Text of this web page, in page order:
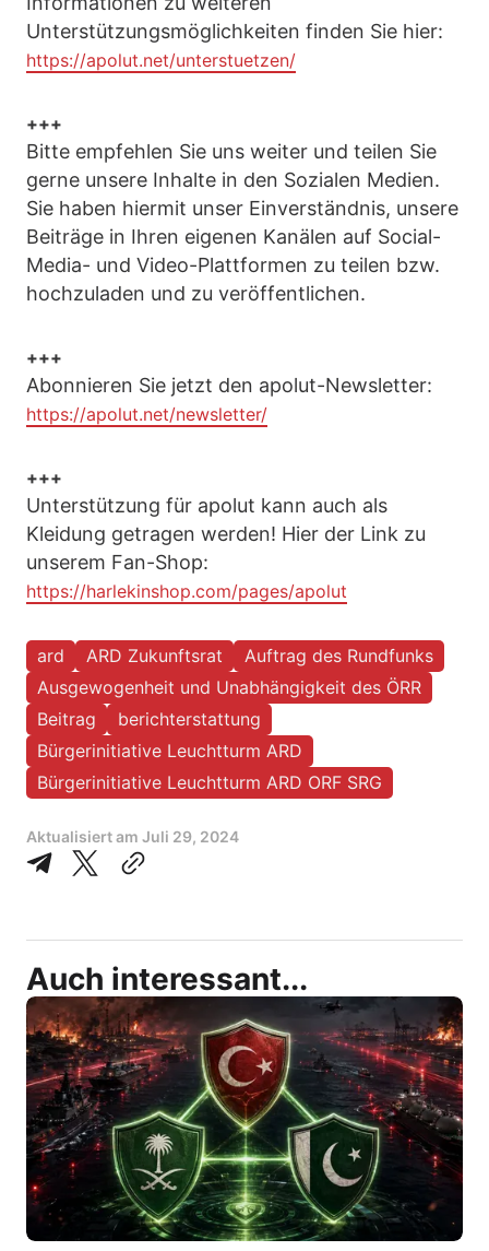
Unterstützungsmöglichkeiten finden Sie hier:
https://apolut.net/unterstuetzen/
+++
Bitte empfehlen Sie uns weiter und teilen Sie
gerne unsere Inhalte in den Sozialen Medien.
Sie haben hiermit unser Einverständnis, unsere
Beiträge in Ihren eigenen Kanälen auf Social-
Media- und Video-Plattformen zu teilen bzw.
hochzuladen und zu veröffentlichen.
+++
Abonnieren Sie jetzt den apolut-Newsletter:
https://apolut.net/newsletter/
+++
Unterstützung für apolut kann auch als
Kleidung getragen werden! Hier der Link zu
unserem Fan-Shop:
https://harlekinshop.com/pages/apolut
ard ARD Zukunftsrat
Auftrag des Rundfunks
Ausgewogenheit und Unabhängigkeit des ÖRR
Beitrag
berichterstattung
Bürgerinitiative Leuchtturm ARD
Bürgerinitiative Leuchtturm ARD ORF SRG
Aktualisiert am Juli 29, 2024
Auch interessant...